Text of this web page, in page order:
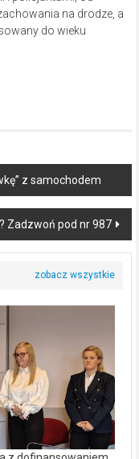
na drodze, a
do wieku
z samochodem
Zadzwoń pod nr 987